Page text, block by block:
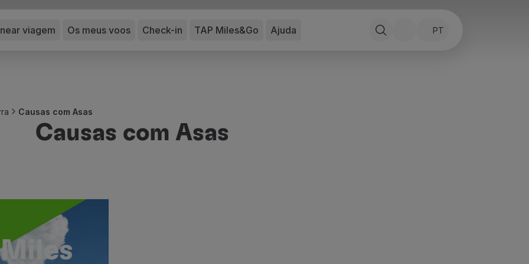
viagem Os meus voos Check-in TAP Miles&Go Ajuda PT
Causas com Asas
Causas com Asas